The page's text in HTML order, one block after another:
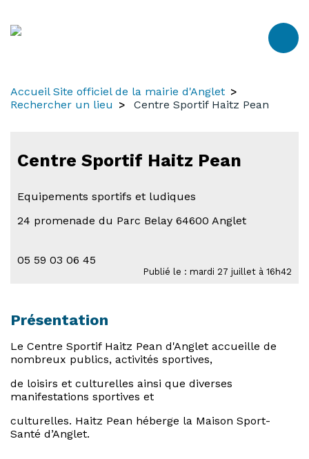
Accueil Site officiel de la mairie d'Anglet
Rechercher un lieu
Centre Sportif Haitz Pean
Centre Sportif Haitz Pean
Equipements sportifs et ludiques
24 promenade du Parc Belay 64600 Anglet
05 59 03 06 45
Publié le : mardi 27 juillet à 16h42
Présentation
Le Centre Sportif Haitz Pean d'Anglet accueille de
nombreux publics, activités sportives,
de loisirs et culturelles ainsi que diverses
manifestations sportives et
culturelles. Haitz Pean héberge la Maison Sport-
Santé d’Anglet.